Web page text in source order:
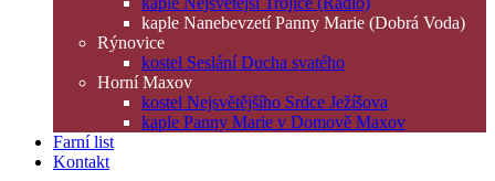
kaple Nanebevzetí Panny Marie (Dobrá Voda)
Rýnovice
kostel Seslání Ducha svatého
Horní Maxov
kostel Nejsvětějšího Srdce Ježíšova
kaple Panny Marie v Domově Maxov
Farní list
Kontakt